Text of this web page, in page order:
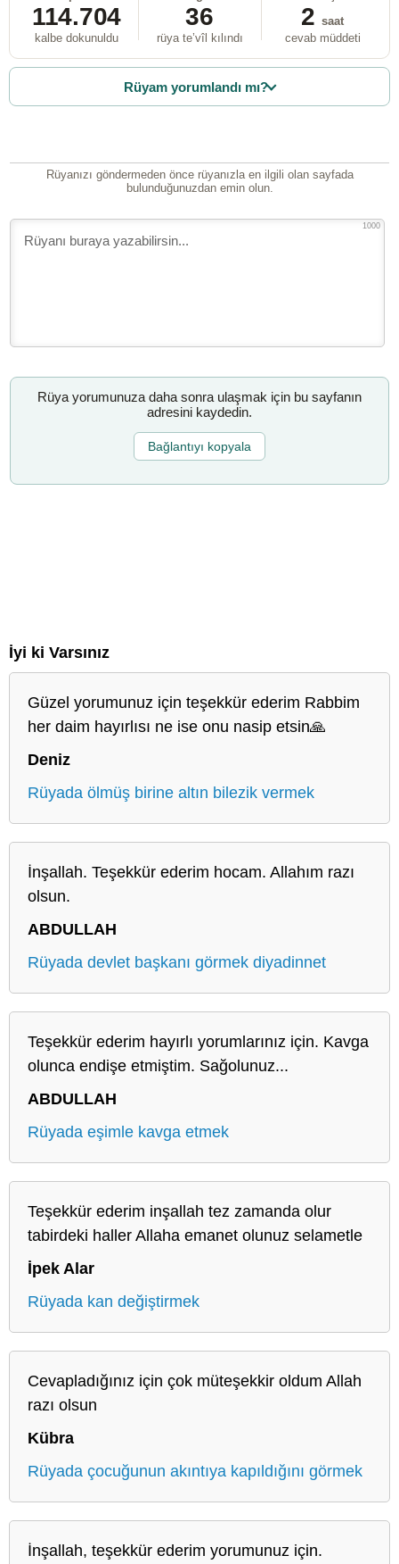
114.704
kalbe dokunuldu
36
rüya te’vîl kılındı
2 saat
cevab müddeti
Rüyam yorumlandı mı?
Rüyanızı göndermeden önce rüyanızla en ilgili olan sayfada
bulunduğunuzdan emin olun.
1000
Rüya yorumunuza daha sonra ulaşmak için bu sayfanın
adresini kaydedin.
Bağlantıyı kopyala
İyi ki Varsınız
Güzel yorumunuz için teşekkür ederim Rabbim
her daim hayırlısı ne ise onu nasip etsin🙏
Deniz
Rüyada ölmüş birine altın bilezik vermek
İnşallah. Teşekkür ederim hocam. Allahım razı
olsun.
ABDULLAH
Rüyada devlet başkanı görmek diyadinnet
Teşekkür ederim hayırlı yorumlarınız için. Kavga
olunca endişe etmiştim. Sağolunuz...
ABDULLAH
Rüyada eşimle kavga etmek
Teşekkür ederim inşallah tez zamanda olur
tabirdeki haller Allaha emanet olunuz selametle
İpek Alar
Rüyada kan değiştirmek
Cevapladığınız için çok müteşekkir oldum Allah
razı olsun
Kübra
Rüyada çocuğunun akıntıya kapıldığını görmek
İnşallah, teşekkür ederim yorumunuz için.